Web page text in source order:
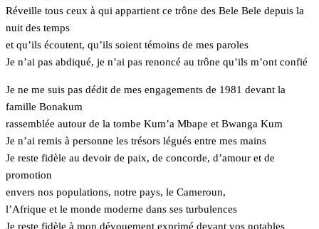
Réveille tous ceux à qui appartient ce trône des Bele Bele depuis la
nuit des temps
et qu’ils écoutent, qu’ils soient témoins de mes paroles
Je n’ai pas abdiqué, je n’ai pas renoncé au trône qu’ils m’ont confié
Je ne me suis pas dédit de mes engagements de 1981 devant la
famille Bonakum
rassemblée autour de la tombe Kum’a Mbape et Bwanga Kum
Je n’ai remis à personne les trésors légués entre mes mains
Je reste fidèle au devoir de paix, de concorde, d’amour et de
promotion
envers nos populations, notre pays, le Cameroun,
l’Afrique et le monde moderne dans ses turbulences
Je reste fidèle à mon dévouement exprimé devant vos notables